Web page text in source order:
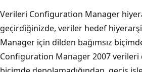
Verileri Configuration Manager
geçirdiğinizde, veriler hedef
Manager için dilden bağımsız
Configuration Manager 2007 verileri